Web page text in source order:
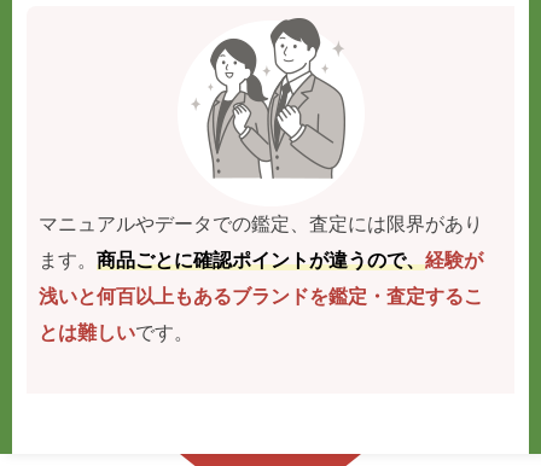
マニュアルやデータでの鑑定、査定には限界があり
ます。商品ごとに確認ポイントが違うので、経験が
浅いと何百以上もあるブランドを鑑定・査定するこ
とは難しいです。